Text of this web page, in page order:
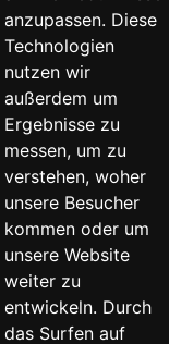
anzupassen. Diese
Technologien
nutzen wir
außerdem um
Ergebnisse zu
messen, um zu
verstehen, woher
unsere Besucher
kommen oder um
unsere Website
weiter zu
entwickeln. Durch
das Surfen auf